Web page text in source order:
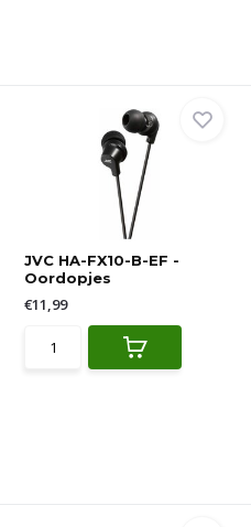
JVC HA-FX10-B-EF -
Oordopjes
€11,99